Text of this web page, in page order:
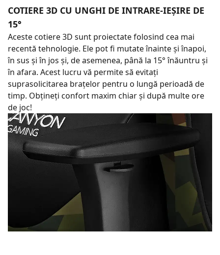
COTIERE 3D CU UNGHI DE INTRARE-IEȘIRE DE
15°
Aceste cotiere 3D sunt proiectate folosind cea mai
recentă tehnologie. Ele pot fi mutate înainte și înapoi,
în sus și în jos și, de asemenea, până la 15° înăuntru și
în afara. Acest lucru vă permite să evitați
suprasolicitarea brațelor pentru o lungă perioadă de
timp. Obțineți confort maxim chiar și după multe ore
de joc!